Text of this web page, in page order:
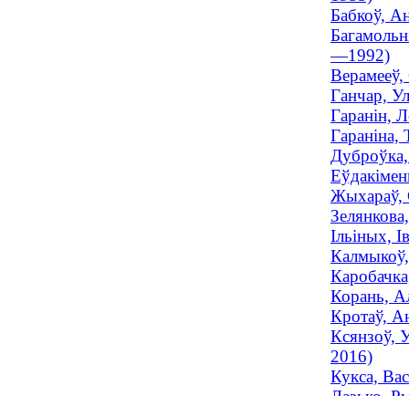
Бабкоў,
—1992)
Верамееў,
Ганчар,
Гаранін,
Гараніна,
Жыхараў,
Ільіных,
Калмыкоў,
Корань,
Кротаў,
Ксянзоў,
2016)
Кукса,